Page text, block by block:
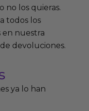
no los quieras.
todos los
en nuestra
devoluciones.
ya lo han